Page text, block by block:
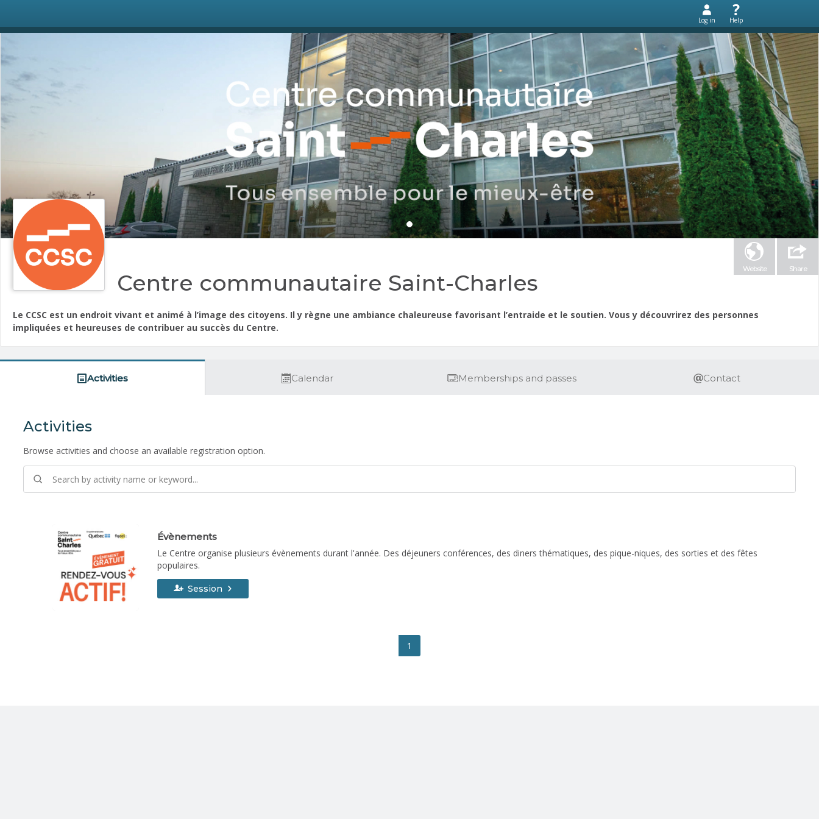
Log in Help
Website Share
Centre communautaire Saint-Charles
Le CCSC est un endroit vivant et animé à l’image des citoyens. Il y règne une ambiance chaleureuse favorisant l’entraide et le soutien. Vous y découvrirez des personnes
impliquées et heureuses de contribuer au succès du Centre.
Activities Calendar Memberships and passes Contact
Activities
Browse activities and choose an available registration option.
Évènements
Le Centre organise plusieurs évènements durant l'année. Des déjeuners conférences, des diners thématiques, des pique-niques, des sorties et des fêtes
populaires.
Session
1